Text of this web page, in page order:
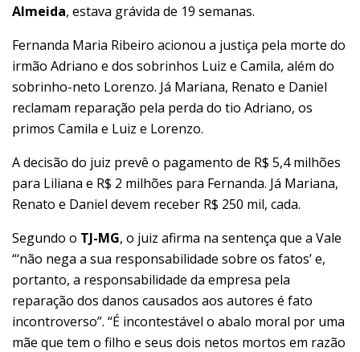
Almeida, estava grávida de 19 semanas.
Fernanda Maria Ribeiro acionou a justiça pela morte do
irmão Adriano e dos sobrinhos Luiz e Camila, além do
sobrinho-neto Lorenzo. Já Mariana, Renato e Daniel
reclamam reparação pela perda do tio Adriano, os
primos Camila e Luiz e Lorenzo.
A decisão do juiz prevê o pagamento de R$ 5,4 milhões
para Liliana e R$ 2 milhões para Fernanda. Já Mariana,
Renato e Daniel devem receber R$ 250 mil, cada.
Segundo o TJ-MG, o juiz afirma na sentença que a Vale
“‘não nega a sua responsabilidade sobre os fatos’ e,
portanto, a responsabilidade da empresa pela
reparação dos danos causados aos autores é fato
incontroverso”. “É incontestável o abalo moral por uma
mãe que tem o filho e seus dois netos mortos em razão